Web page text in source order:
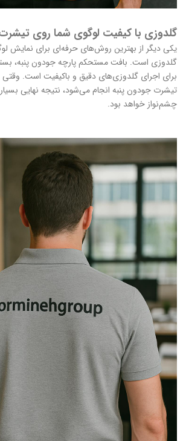
گلدوزی با کیفیت لوگوی شما روی
یکی دیگر از بهترین روش‌های حرفه‌ای برای نمایش
گلدوزی است. بافت مستحکم پارچه جودون پنبه،
برای اجرای گلدوزی‌های دقیق و باکیفیت است.
تیشرت جودون پنبه‌ انجام می‌شود، نتیجه نهایی
چشم‌نواز خواهد بود.